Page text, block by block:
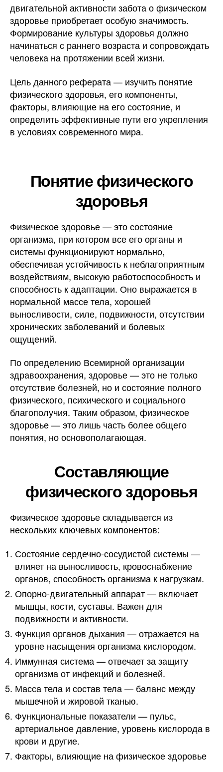
двигательной активности забота о физическом
здоровье приобретает особую значимость.
Формирование культуры здоровья должно
начинаться с раннего возраста и сопровождать
человека на протяжении всей жизни.
Цель данного реферата — изучить понятие
физического здоровья, его компоненты,
факторы, влияющие на его состояние, и
определить эффективные пути его укрепления
в условиях современного мира.
Понятие физического
здоровья
Физическое здоровье — это состояние
организма, при котором все его органы и
системы функционируют нормально,
обеспечивая устойчивость к неблагоприятным
воздействиям, высокую работоспособность и
способность к адаптации. Оно выражается в
нормальной массе тела, хорошей
выносливости, силе, подвижности, отсутствии
хронических заболеваний и болевых
ощущений.
По определению Всемирной организации
здравоохранения, здоровье — это не только
отсутствие болезней, но и состояние полного
физического, психического и социального
благополучия. Таким образом, физическое
здоровье — это лишь часть более общего
понятия, но основополагающая.
Составляющие
физического здоровья
Физическое здоровье складывается из
нескольких ключевых компонентов:
Состояние сердечно-сосудистой системы —
влияет на выносливость, кровоснабжение
органов, способность организма к нагрузкам.
Опорно-двигательный аппарат — включает
мышцы, кости, суставы. Важен для
подвижности и активности.
Функция органов дыхания — отражается на
уровне насыщения организма кислородом.
Иммунная система — отвечает за защиту
организма от инфекций и болезней.
Масса тела и состав тела — баланс между
мышечной и жировой тканью.
Функциональные показатели — пульс,
артериальное давление, уровень кислорода в
крови и другие.
Факторы, влияющие на физическое здоровье